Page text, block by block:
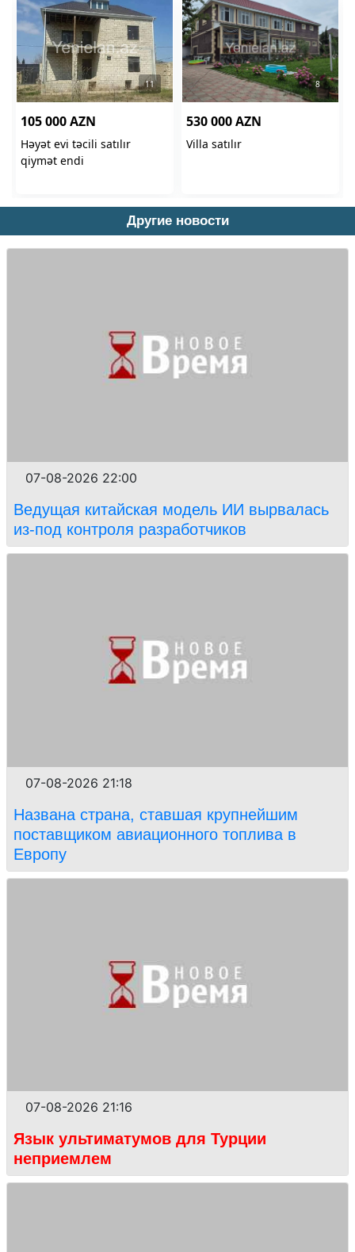
Другие новости
07-08-2026 22:00
Ведущая китайская модель ИИ вырвалась
из-под контроля разработчиков
07-08-2026 21:18
Названа страна, ставшая крупнейшим
поставщиком авиационного топлива в
Европу
07-08-2026 21:16
Язык ультиматумов для Турции
неприемлем